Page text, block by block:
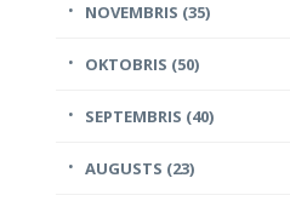
NOVEMBRIS (35)
OKTOBRIS (50)
SEPTEMBRIS (40)
AUGUSTS (23)